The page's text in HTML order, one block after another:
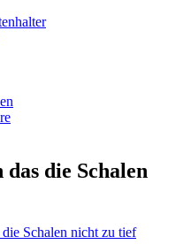
das die Schalen